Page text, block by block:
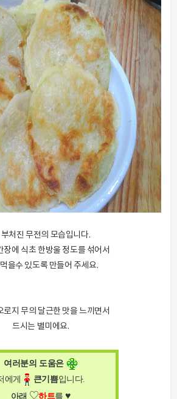
처진 무전의 모습입니다.
장에 식초 한방울 정도를 섞어서
을수 있도록 만들어 주세요.
로지 무의 달근한 맛을 느끼면서
드시는 별미에요.
여러분의 도움은
에게
큰기쁨입니다.
아래 ♡하트를 ♥